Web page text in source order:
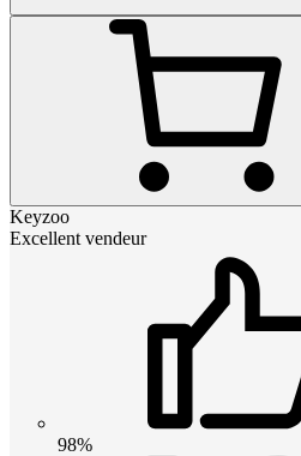
Keyzoo
Excellent vendeur
98%